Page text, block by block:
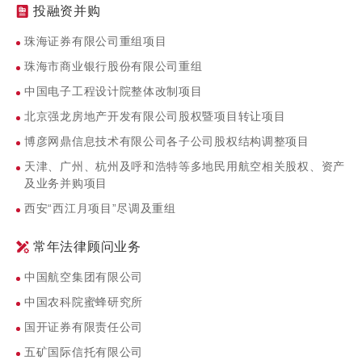
中国民生信托有限公司系列资管责任争议案
昆仑信托有限责任公司资管责任争议案
上海文盛诉清华大学清算责任纠纷案
投融资并购
珠海证券有限公司重组项目
珠海市商业银行股份有限公司重组
中国电子工程设计院整体改制项目
北京强龙房地产开发有限公司股权暨项目转让项目
博彦网鼎信息技术有限公司各子公司股权结构调整项目
天津、广州、杭州及呼和浩特等多地民用航空相关股权、资产
及业务并购项目
西安“西江月项目”尽调及重组
常年法律顾问业务
中国航空集团有限公司
中国农科院蜜蜂研究所
国开证券有限责任公司
五矿国际信托有限公司